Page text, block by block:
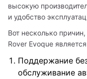
высокую
и удобство
Вот несколько
Rover Evoque
Поддержание
обслуживание